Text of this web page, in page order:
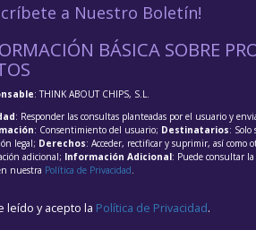
a Nuestro Boletín!
BÁSICA SOBRE
: THINK ABOUT CHIPS, S.L.
: Responder las consultas planteadas por el usuario y
: Consentimiento del usuario; Destinatarios: Solo
legal; Derechos: Acceder, rectificar y suprimir, así como
adicional; Información Adicional: Puede consultar
nuestra Política de Privacidad
leído y acepto la Política de Privacidad.